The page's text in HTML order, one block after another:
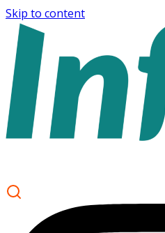
Skip to content